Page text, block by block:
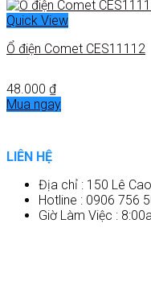
Quick View
Ổ điện Comet CES11112
48.000 ₫
Mua ngay
LIÊN HỆ
Địa chỉ : 150 Lê Cao
Hotline : 0906 756
Giờ Làm Việc :